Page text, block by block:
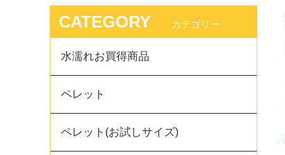
CATEGORY カテゴリー
水濡れお買得商品
ペレット
ペレット(お試しサイズ)